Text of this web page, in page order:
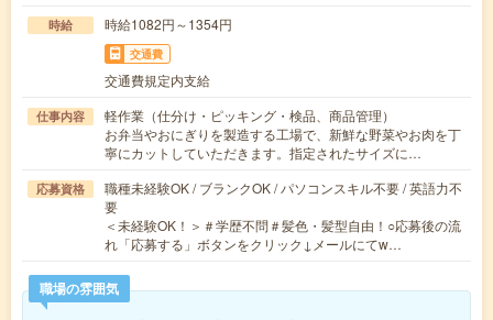
時給 時給1082円～1354円
交通費
交通費規定内支給
仕事内容
軽作業（仕分け・ピッキング・検品、商品管理）
お弁当やおにぎりを製造する工場で、新鮮な野菜やお肉を丁
寧にカットしていただきます。指定されたサイズに…
応募資格
職種未経験OK / ブランクOK / パソコンスキル不要 / 英語力不
要
＜未経験OK！＞＃学歴不問＃髪色・髪型自由！○応募後の流
れ「応募する」ボタンをクリック↓メールにてw…
職場の雰囲気